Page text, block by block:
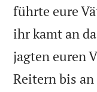
führte eure
ihr kamt an
jagten euren
Reitern bis